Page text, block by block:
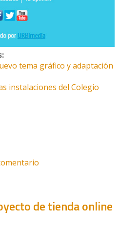
tema gráfico y adaptación
instalaciones del Colegio
| Rediseño y responsive
de tienda online